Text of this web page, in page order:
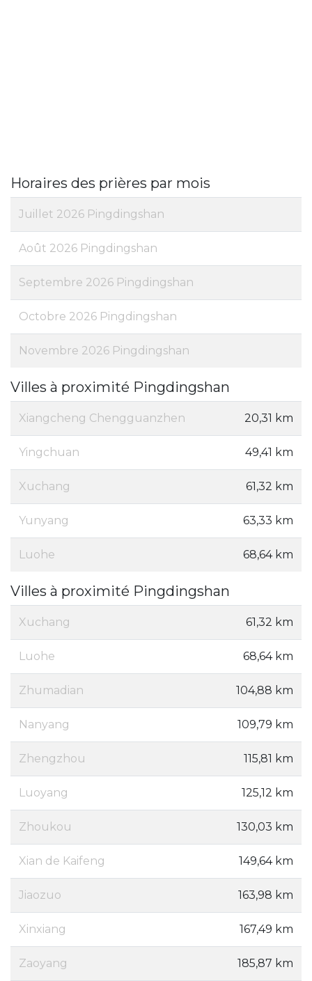
Horaires des prières par mois
Juillet 2026 Pingdingshan
Août 2026 Pingdingshan
Septembre 2026 Pingdingshan
Octobre 2026 Pingdingshan
Novembre 2026 Pingdingshan
Villes à proximité Pingdingshan
Xiangcheng Chengguanzhen 20,31 km
Yingchuan 49,41 km
Xuchang 61,32 km
Yunyang 63,33 km
Luohe 68,64 km
Villes à proximité Pingdingshan
Xuchang 61,32 km
Luohe 68,64 km
Zhumadian 104,88 km
Nanyang 109,79 km
Zhengzhou 115,81 km
Luoyang 125,12 km
Zhoukou 130,03 km
Xian de Kaifeng 149,64 km
Jiaozuo 163,98 km
Xinxiang 167,49 km
Zaoyang 185,87 km